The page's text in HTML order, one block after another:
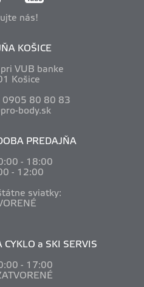
nás!
KOŠICE
VUB banke
Košice
0905 80 80 83
body.sk
PREDAJŇA
:00 - 18:00
- 12:00
sviatky:
CYKLO a SKI SERVIS
:00 - 17:00